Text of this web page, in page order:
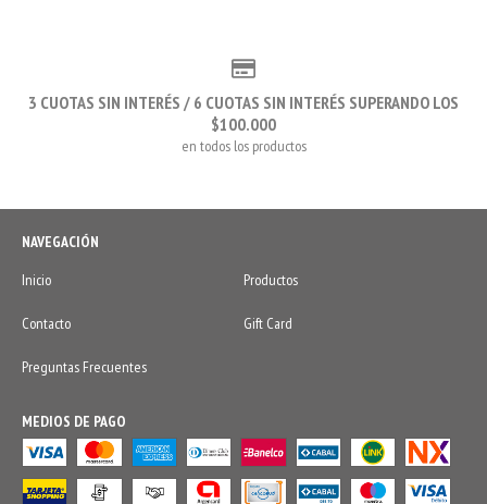
3 CUOTAS SIN INTERÉS / 6 CUOTAS SIN INTERÉS SUPERANDO LOS
$100.000
en todos los productos
NAVEGACIÓN
Inicio
Productos
Contacto Gift Card
Preguntas Frecuentes
MEDIOS DE PAGO